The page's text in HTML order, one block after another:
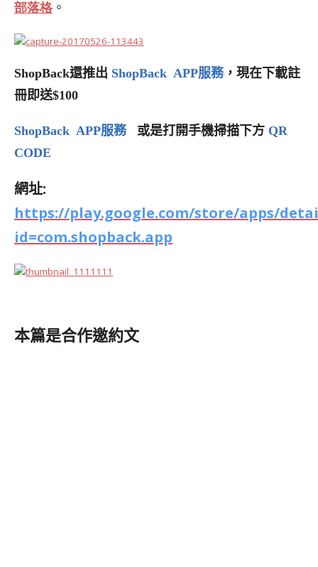
部落格。
ShopBack還推出 ShopBack APP服務，現在下載註
冊即送$100
ShopBack APP服務 或是打開手機掃描下方 QR
CODE
網址:
https://play.google.com/store/apps/
id=com.shopback.app
本篇是合作邀約文